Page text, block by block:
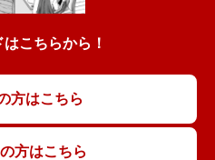
こちらから！
方はこちら
方はこちら